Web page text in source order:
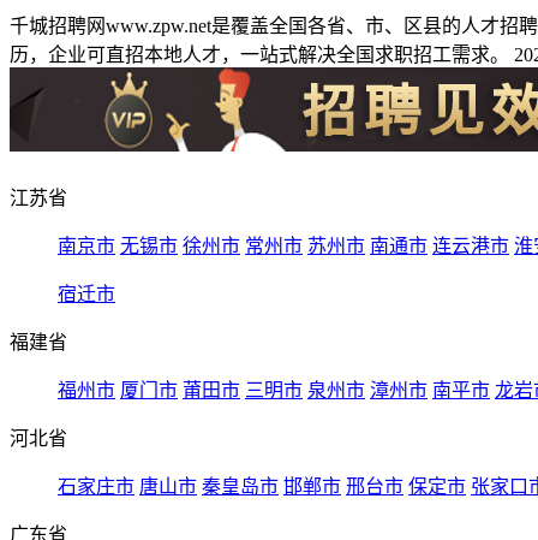
千城招聘网www.zpw.net是覆盖全国各省、市、区县的人才
历，企业可直招本地人才，一站式解决全国求职招工需求。
江苏省
南京市 无锡市 徐州市 常州市 苏州市 南通市 连云港市 淮
宿迁市
福建省
福州市 厦门市 莆田市 三明市 泉州市 漳州市 南平市 龙岩
河北省
石家庄市 唐山市 秦皇岛市 邯郸市 邢台市 保定市 张家口
广东省